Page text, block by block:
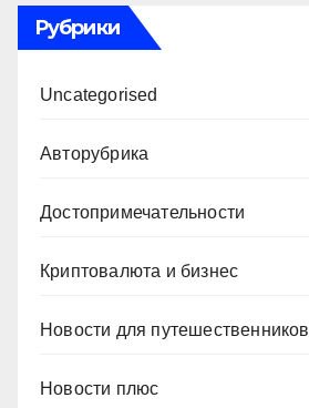
Рубрики
Uncategorised
Авторубрика
Достопримечательности
Криптовалюта и бизнес
Новости для путешественников
Новости плюс